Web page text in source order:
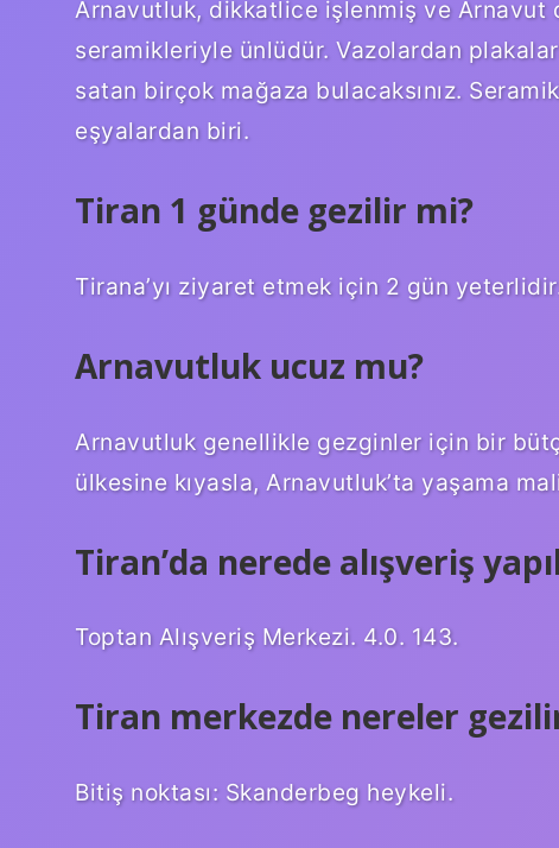
Arnavutluk, dikkatlice işlenmiş ve Arnavut
seramikleriyle ünlüdür. Vazolardan
satan birçok mağaza bulacaksınız.
eşyalardan biri.
Tiran 1 günde gezilir mi?
Tirana’yı ziyaret etmek için 2 gün
Arnavutluk ucuz mu?
Arnavutluk genellikle gezginler için bir
ülkesine kıyasla, Arnavutluk’ta yaşama
Tiran’da nerede alışveriş
Toptan Alışveriş Merkezi. 4.0. 143.
Tiran merkezde nereler
Bitiş noktası: Skanderbeg heykeli.